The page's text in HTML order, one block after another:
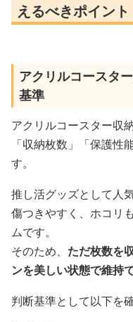
えるべきポイント
アクリルコースタ
基準
アクリルコースター収
「収納枚数」「保護性
す。
推し活グッズとして人
傷つきやすく、ホコリ
ムです。
そのため、 ただ枚数を
ンを美しい状態で維持
判断基準として以下を